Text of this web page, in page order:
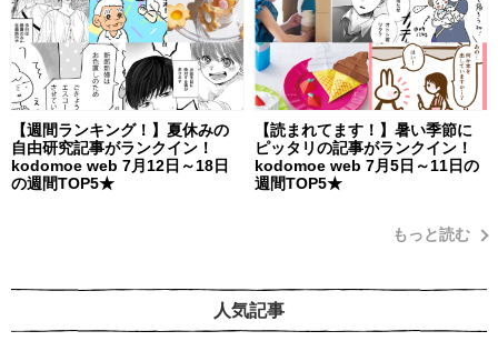
【週間ランキング！】夏休みの
自由研究記事がランクイン！
kodomoe web 7月12日～18日
の週間TOP5★
【読まれてます！】暑い季節に
ピッタリの記事がランクイン！
kodomoe web 7月5日～11日の
週間TOP5★
もっと読む
人気記事